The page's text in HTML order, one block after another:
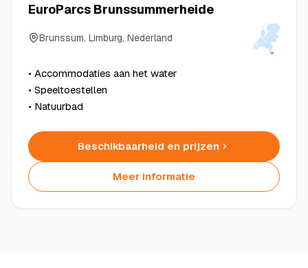
EuroParcs Brunssummerheide
Brunssum, Limburg, Nederland
• Accommodaties aan het water
• Speeltoestellen
• Natuurbad
Beschikbaarheid en prijzen
Meer informatie